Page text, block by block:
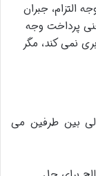
التزام، جبران
پرداخت وجه
نمی کند، مگر
بین طرفین می